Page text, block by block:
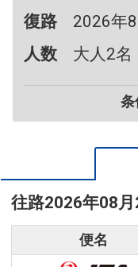
復路
2026年
人数
大人2名
条
往路2026年08
便名